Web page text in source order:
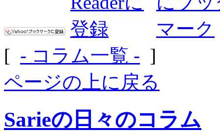
[ - コラム一覧 - ]
ページの上に戻る
Sarieの日々のコラム